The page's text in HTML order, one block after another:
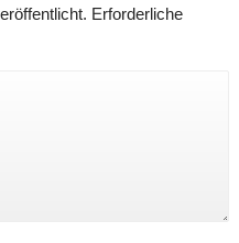
Erforderliche